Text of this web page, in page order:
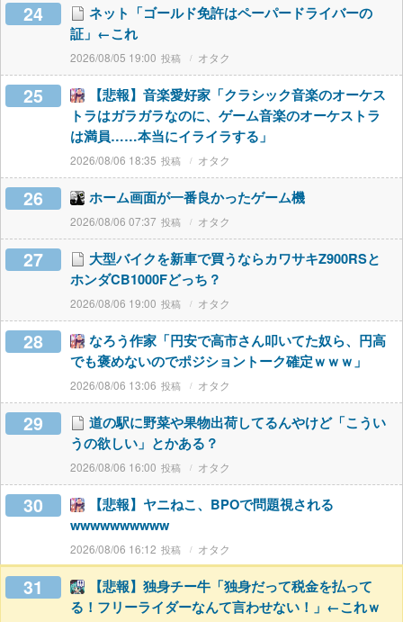
24
ネット「ゴールド免許はペーパードライバーの
証」←これ
2026/08/05 19:00 オタク
25
【悲報】音楽愛好家「クラシック音楽のオーケス
トラはガラガラなのに、ゲーム音楽のオーケストラ
は満員……本当にイライラする」
2026/08/06 18:35 オタク
26 ホーム画面が一番良かったゲーム機
2026/08/06 07:37 オタク
27
大型バイクを新車で買うならカワサキZ900RSと
ホンダCB1000Fどっち？
2026/08/06 19:00 オタク
28
なろう作家「円安で高市さん叩いてた奴ら、円高
でも褒めないのでポジショントーク確定ｗｗｗ」
2026/08/06 13:06 オタク
29
道の駅に野菜や果物出荷してるんやけど「こうい
うの欲しい」とかある？
2026/08/06 16:00 オタク
30
【悲報】ヤニねこ、BPOで問題視される
wwwwwwwwww
2026/08/06 16:12 オタク
31
【悲報】独身チー牛「独身だって税金を払って
る！フリーライダーなんて言わせない！」←これｗ